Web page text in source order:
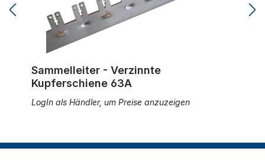
Sammelleiter - Verzinnte
Kupferschiene 63A
LogIn als Händler, um Preise anzuzeigen